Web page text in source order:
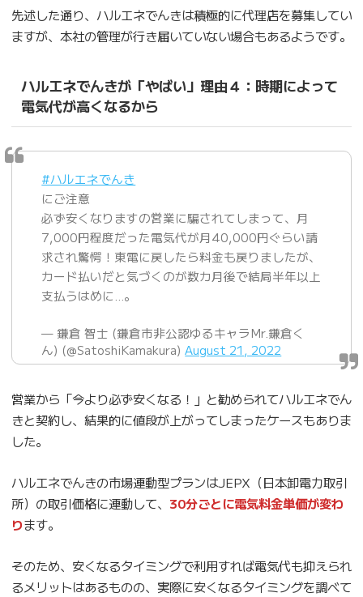
先述した通り、ハルエネでんきは積極的に代理店を募集してい
ますが、本社の管理が行き届いていない場合もあるようです。
ハルエネでんきが「やばい」理由４：時期によって
電気代が高くなるから
#ハルエネでんき
にご注意
必ず安くなりますの営業に騙されてしまって、月
7,000円程度だった電気代が月40,000円ぐらい請
求され驚愕！東電に戻したら料金も戻りましたが、
カード払いだと気づくのが数カ月後で結局半年以上
支払うはめに…。
— 鎌倉 智士 (鎌倉市非公認ゆるキャラMr.鎌倉く
ん) (@SatoshiKamakura)August 21, 2022
営業から「今より必ず安くなる！」と勧められてハルエネでん
きと契約し、結果的に値段が上がってしまったケースもありま
した。
ハルエネでんきの市場連動型プランはJEPX（日本卸電力取引
所）の取引価格に連動して、 30分ごとに電気料金単価が変わ
ります。
そのため、安くなるタイミングで利用すれば電気代も抑えられ
るメリットはあるものの、実際に安くなるタイミングを調べて